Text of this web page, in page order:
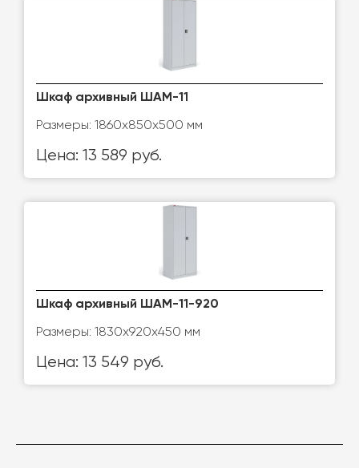
Шкаф архивный ШАМ-11
Размеры: 1860x850x500 мм
Цена: 13 589 руб.
Шкаф архивный ШАМ-11-920
Размеры: 1830x920x450 мм
Цена: 13 549 руб.